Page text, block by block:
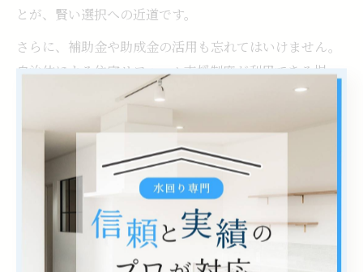
とが、賢い選択への近道です。
さらに、補助金や助成金の活用も忘れてはいけません。
自治体による住宅リフォーム支援制度が利用できる場
合、申請のタイミングや条件を確認し、無理なく予算内
ユニットバス 1616激安リフォームの実際
ユニットバス「1616」タイプは、標準的なサイズとして
多くの住宅で採用されており、激安リフォームの選択肢
も豊富です。激安といっても、単に価格だけで選ぶので